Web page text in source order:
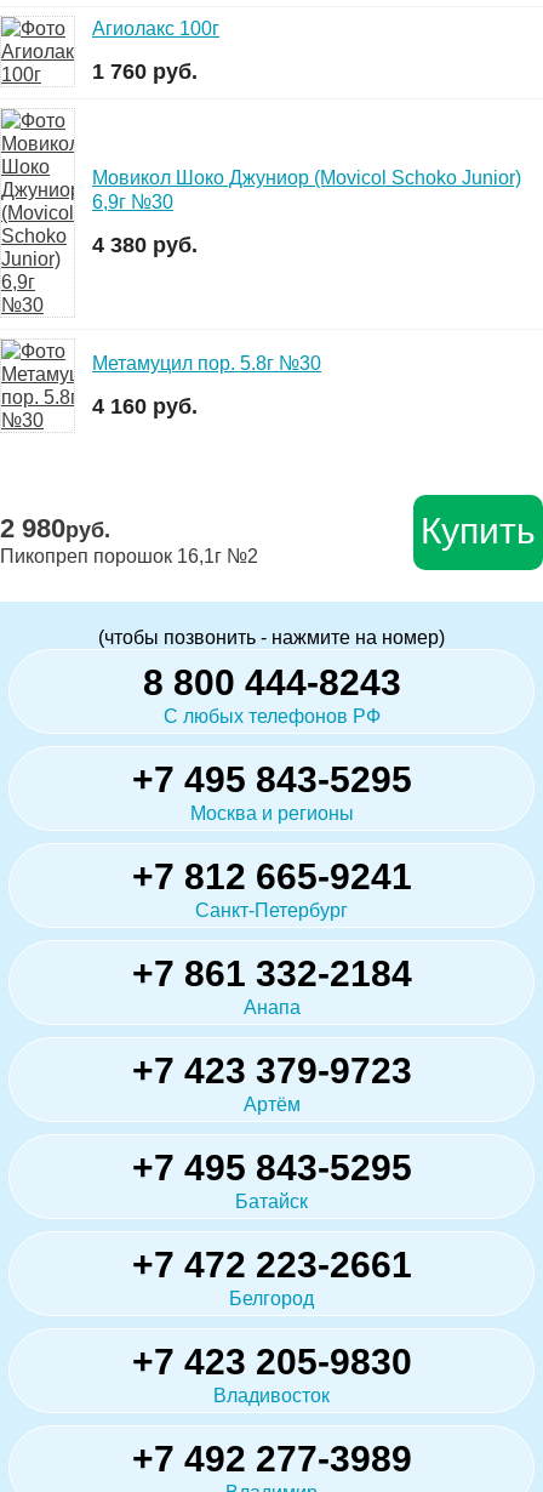
Агиолакс 100г
1 760 руб.
Мовикол Шоко Джуниор (Movicol Schoko Junior)
6,9г №30
4 380 руб.
Метамуцил пор. 5.8г №30
4 160 руб.
2 980руб.
Пикопреп порошок 16,1г №2
Купить
(чтобы позвонить - нажмите на номер)
8 800 444-8243
С любых телефонов РФ
+7 495 843-5295
Москва и регионы
+7 812 665-9241
Санкт-Петербург
+7 861 332-2184
Анапа
+7 423 379-9723
Артём
+7 495 843-5295
Батайск
+7 472 223-2661
Белгород
+7 423 205-9830
Владивосток
+7 492 277-3989